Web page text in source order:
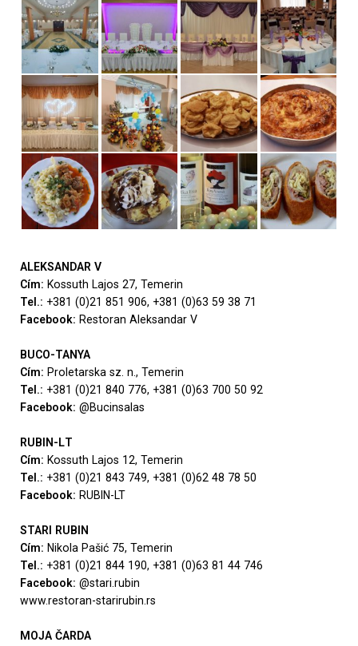
ALEKSANDAR V
Cím: Kossuth Lajos 27, Temerin
Tel.: +381 (0)21 851 906, +381 (0)63 59 38 71
Facebook: Restoran Aleksandar V
BUCO-TANYA
Cím: Proletarska sz. n., Temerin
Tel.: +381 (0)21 840 776, +381 (0)63 700 50 92
Facebook: @Bucinsalas
RUBIN-LТ
Cím: Kossuth Lajos 12, Temerin
Tel.: +381 (0)21 843 749, +381 (0)62 48 78 50
Facebook: RUBIN-LT
STARI RUBIN
Cím: Nikola Pašić 75, Temerin
Tel.: +381 (0)21 844 190, +381 (0)63 81 44 746
Facebook: @stari.rubin
www.restoran-starirubin.rs
MOJA ČARDA